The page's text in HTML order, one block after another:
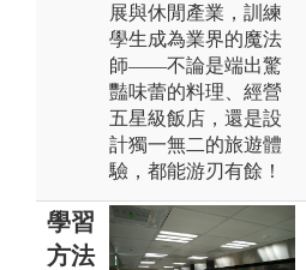
展與休閒產業，訓練
學生成為業界的魔法
師——不論是端出驚
豔味蕾的料理、經營
五星級飯店，還是設
計獨一無二的旅遊體
驗，都能游刃有餘！
學習
方法